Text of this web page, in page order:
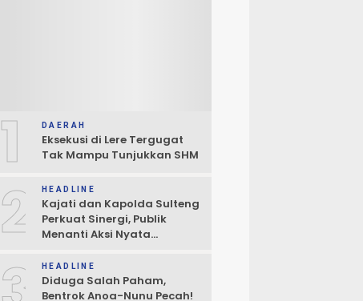
1 DAERAH
Eksekusi di Lere Tergugat
Tak Mampu Tunjukkan SHM
2 HEADLINE
Kajati dan Kapolda Sulteng
Perkuat Sinergi, Publik
Menanti Aksi Nyata
HEADLINE
Diduga Salah Paham,
Bentrok Anoa-Nunu Pecah!